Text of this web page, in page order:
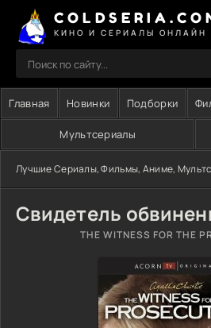
Главная Новинки Подборки
Мультсериалы
Лучшие Сериалы, Фильмы, Аниме,
Свидетель
THE WITNESS FOR THE